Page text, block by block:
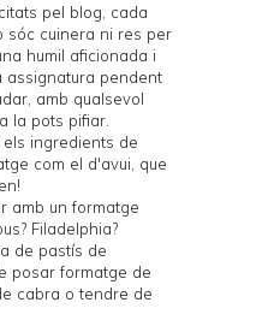
pel blog, cada
sóc cuinera ni res per
humil aficionada i
assignatura pendent
amb qualsevol
la pots pifiar.
ingredients de
com el d'avui, que
amb un formatge
Filadelphia?
de pastís de
posar formatge de
cabra o tendre de